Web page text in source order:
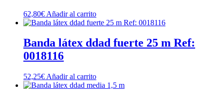
62,80€ Añadir al carrito
Banda látex ddad fuerte 25 m Ref:
0018116
52,25€ Añadir al carrito